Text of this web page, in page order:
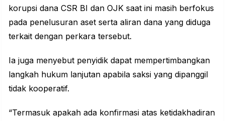
korupsi dana CSR BI dan OJK saat ini masih berfokus
pada penelusuran aset serta aliran dana yang diduga
terkait dengan perkara tersebut.
Ia juga menyebut penyidik dapat mempertimbangkan
langkah hukum lanjutan apabila saksi yang dipanggil
tidak kooperatif.
“Termasuk apakah ada konfirmasi atas ketidakhadiran